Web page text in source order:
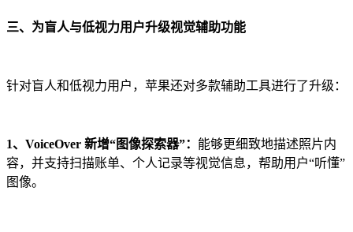
三、为盲人与低视力用户升级视觉辅助功能
针对盲人和低视力用户，苹果还对多款辅助工具进行了升级：
1、VoiceOver 新增“图像探索器”： 能够更细致地描述照片内
容，并支持扫描账单、个人记录等视觉信息，帮助用户“听懂”
图像。